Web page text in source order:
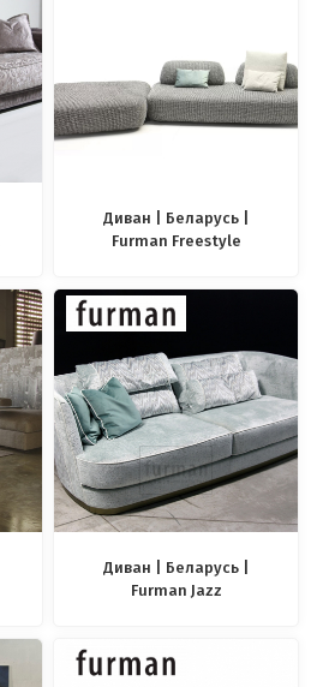
Диван | Беларусь |
Furman Freestyle
Диван | Беларусь |
Furman Jazz